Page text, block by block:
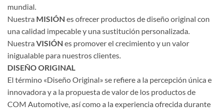
mundial.
Nuestra MISIÓN es ofrecer productos de diseño original con
una calidad impecable y una sustitución personalizada.
Nuestra VISIÓN es promover el crecimiento y un valor
inigualable para nuestros clientes.
DISEÑO ORIGINAL
El término «Diseño Original» se refiere a la percepción única e
innovadora y a la propuesta de valor de los productos de
COM Automotive, así como a la experiencia ofrecida durante